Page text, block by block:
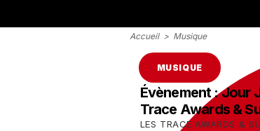
Accueil > Musique
MUSIQUE
Évènement : Jour
Trace Awards &
LES TRACE AWARDS &